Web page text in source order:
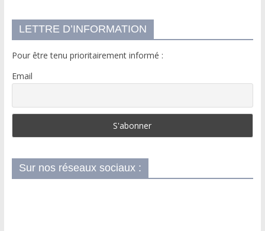
LETTRE D’INFORMATION
Pour être tenu prioritairement informé :
Email
Sur nos réseaux sociaux :